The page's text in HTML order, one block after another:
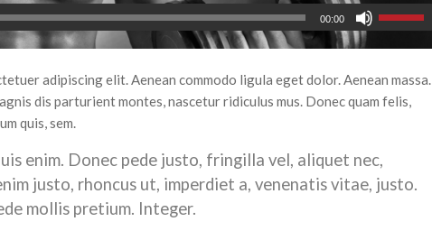
00:00
adipiscing elit. Aenean commodo ligula eget dolor. Aenean massa.
dis parturient montes, nascetur ridiculus mus. Donec quam felis,
quis, sem.
enim. Donec pede justo, fringilla vel, aliquet nec,
justo, rhoncus ut, imperdiet a, venenatis vitae, justo.
mollis pretium. Integer.